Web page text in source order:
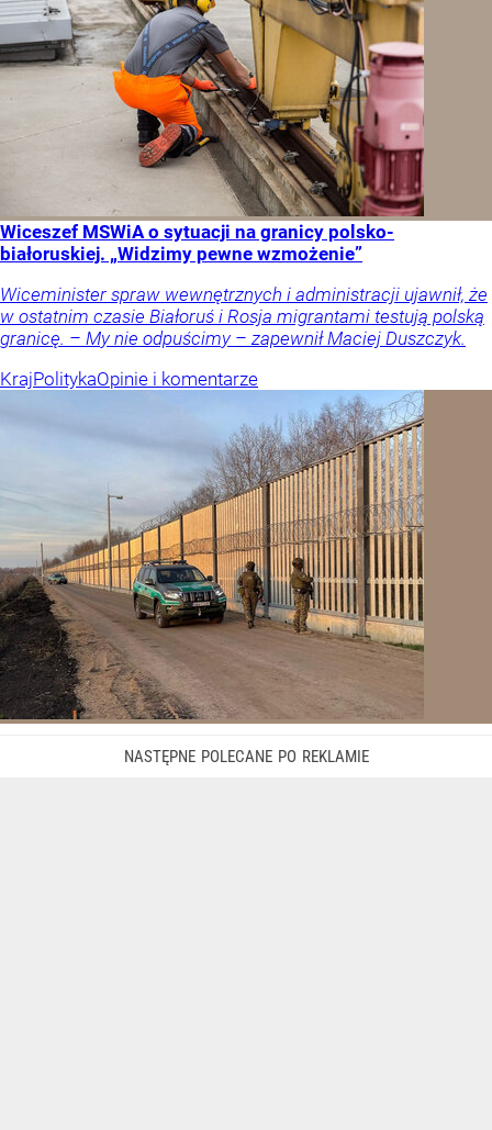
Wiceszef MSWiA o sytuacji na granicy polsko-
białoruskiej. „Widzimy pewne wzmożenie”
Wiceminister spraw wewnętrznych i administracji ujawnił, że
w ostatnim czasie Białoruś i Rosja migrantami testują polską
granicę. – My nie odpuścimy – zapewnił Maciej Duszczyk.
KrajPolitykaOpinie i komentarze